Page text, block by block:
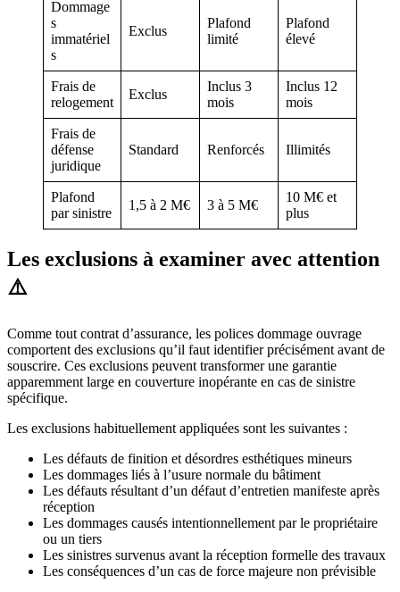
Dommage
s
immatériel
s
Exclus
Plafond
limité
Plafond
élevé
Frais de
relogement
Exclus
Inclus 3
mois
Inclus 12
mois
Frais de
défense
juridique
Standard Renforcés Illimités
Plafond
par sinistre
1,5 à 2 M€ 3 à 5 M€
10 M€ et
plus
Les exclusions à examiner avec attention
⚠️
Comme tout contrat d’assurance, les polices dommage ouvrage
comportent des exclusions qu’il faut identifier précisément avant de
souscrire. Ces exclusions peuvent transformer une garantie
apparemment large en couverture inopérante en cas de sinistre
spécifique.
Les exclusions habituellement appliquées sont les suivantes :
Les défauts de finition et désordres esthétiques mineurs
Les dommages liés à l’usure normale du bâtiment
Les défauts résultant d’un défaut d’entretien manifeste après
réception
Les dommages causés intentionnellement par le propriétaire
ou un tiers
Les sinistres survenus avant la réception formelle des travaux
Les conséquences d’un cas de force majeure non prévisible